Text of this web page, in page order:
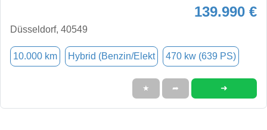
139.990 €
Düsseldorf, 40549
10.000 km Hybrid (Benzin/Elekt 470 kw (639 PS)
★ ➦ ➜